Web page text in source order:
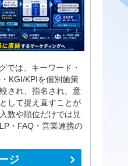
では、キーワード・
KGI/KPIを個別施策
され、指名され、意
して捉え直すことが
数や順位だけでは見
・FAQ・営業連携の
ジ